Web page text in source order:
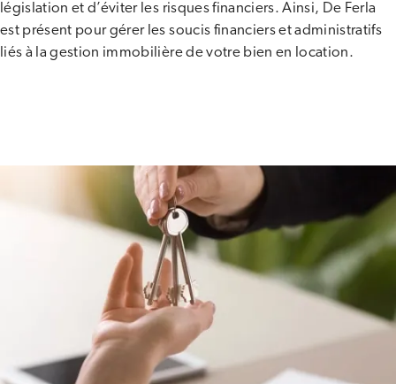
législation et d’éviter les risques financiers. Ainsi, De Ferla
est présent pour gérer les soucis financiers et administratifs
liés à la gestion immobilière de votre bien en location.